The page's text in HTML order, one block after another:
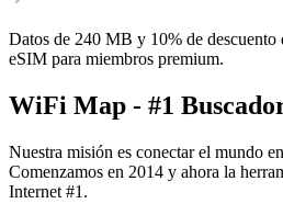
Datos de 240 MB y 10% de descuento
eSIM para miembros premium.
WiFi Map - #1
Nuestra misión es conectar el mundo
Comenzamos en 2014 y ahora la
Internet #1.